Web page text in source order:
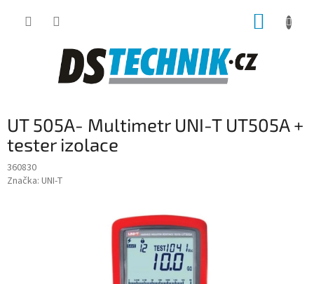
UT 505A- Multimetr UNI-T UT505A +
tester izolace
360830
Značka: UNI-T